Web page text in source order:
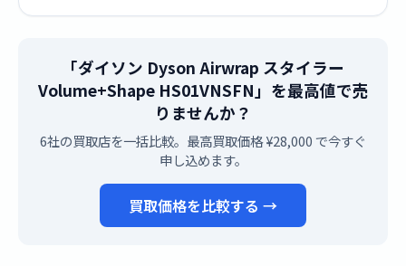
「ダイソン Dyson Airwrap スタイラー
Volume+Shape HS01VNSFN」を最高値で売
りませんか？
6社の買取店を一括比較。最高買取価格 ¥28,000 で今すぐ
申し込めます。
買取価格を比較する →